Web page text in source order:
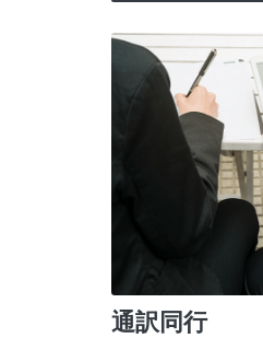
通訳同行